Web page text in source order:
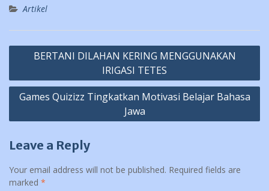
Artikel
Post
BERTANI DILAHAN KERING MENGGUNAKAN
IRIGASI TETES
Games Quizizz Tingkatkan Motivasi Belajar Bahasa
Jawa
Leave a Reply
Your email address will not be published. Required fields are
marked *